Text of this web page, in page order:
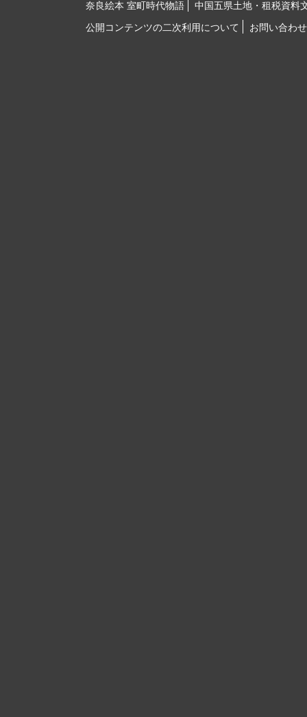
奈良絵本 室町時代物語
中国五県土地・租税資料
公開コンテンツの二次利用について
お問い合わせ